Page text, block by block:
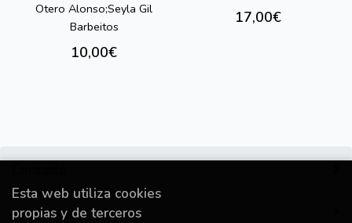
Otero Alonso;Seyla Gil
Barbeitos
10,00€
17,00€
Información
Esta web utiliza cookies
propias y de terceros